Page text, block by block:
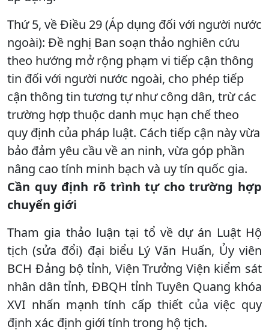
Thứ 5, về Điều 29 (Áp dụng đối với người nước
ngoài): Đề nghị Ban soạn thảo nghiên cứu
theo hướng mở rộng phạm vi tiếp cận thông
tin đối với người nước ngoài, cho phép tiếp
cận thông tin tương tự như công dân, trừ các
trường hợp thuộc danh mục hạn chế theo
quy định của pháp luật. Cách tiếp cận này vừa
bảo đảm yêu cầu về an ninh, vừa góp phần
nâng cao tính minh bạch và uy tín quốc gia.
Cần quy định rõ trình tự cho trường hợp
chuyển giới
Tham gia thảo luận tại tổ về dự án Luật Hộ
tịch (sửa đổi) đại biểu Lý Văn Huấn, Ủy viên
BCH Đảng bộ tỉnh, Viện Trưởng Viện kiểm sát
nhân dân tỉnh, ĐBQH tỉnh Tuyên Quang khóa
XVI nhấn mạnh tính cấp thiết của việc quy
định xác định giới tính trong hộ tịch.